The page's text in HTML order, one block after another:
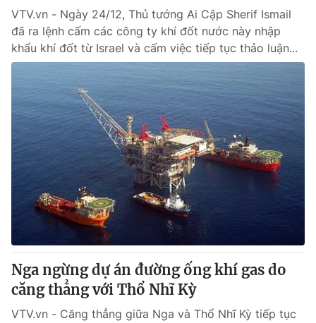
VTV.vn - Ngày 24/12, Thủ tướng Ai Cập Sherif Ismail
đã ra lệnh cấm các công ty khí đốt nước này nhập
khẩu khí đốt từ Israel và cấm việc tiếp tục thảo luận...
Nga ngừng dự án đường ống khí gas do
căng thẳng với Thổ Nhĩ Kỳ
VTV.vn - Căng thẳng giữa Nga và Thổ Nhĩ Kỳ tiếp tục